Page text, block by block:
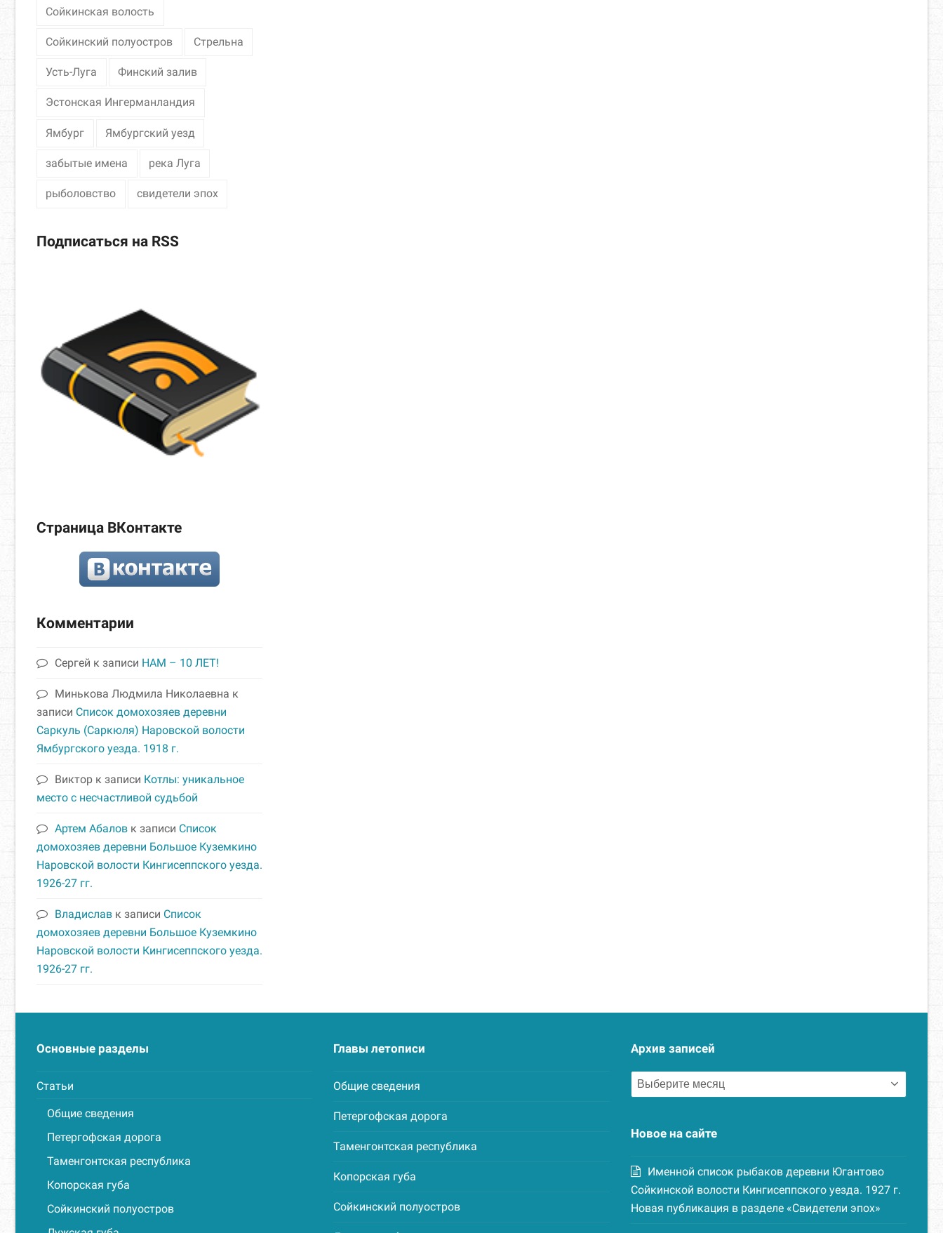
Сойкинская волость
Сойкинский полуостров Стрельна
Усть-Луга Финский залив
Эстонская Ингерманландия
Ямбург Ямбургский уезд
забытые имена река Луга
рыболовство свидетели эпох
Подписаться на RSS
Страница ВКонтакте
Комментарии
Сергей к записи НАМ – 10 ЛЕТ!
Минькова Людмила Николаевна к
записи Список домохозяев деревни
Саркуль (Саркюля) Наровской волости
Ямбургского уезда. 1918 г.
Виктор к записи Котлы: уникальное
место с несчастливой судьбой
Артем Абалов к записи Список
домохозяев деревни Большое Куземкино
Наровской волости Кингисеппского уезда.
1926-27 гг.
Владислав к записи Список
домохозяев деревни Большое Куземкино
Наровской волости Кингисеппского уезда.
1926-27 гг.
Основные разделы
Статьи
Общие сведения
Петергофская дорога
Таменгонтская республика
Копорская губа
Сойкинский полуостров
Главы летописи
Общие сведения
Петергофская дорога
Таменгонтская республика
Копорская губа
Сойкинский полуостров
Архив записей
Архив
записей
Новое на сайте
Именной список рыбаков деревни Югантово
Сойкинской волости Кингисеппского уезда. 1927 г.
Новая публикация в разделе «Свидетели эпох»